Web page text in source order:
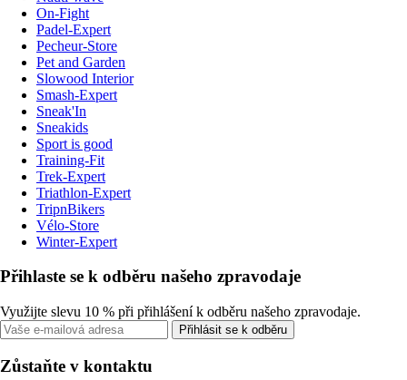
On-Fight
Padel-Expert
Pecheur-Store
Pet and Garden
Slowood Interior
Smash-Expert
Sneak'In
Sneakids
Sport is good
Training-Fit
Trek-Expert
Triathlon-Expert
TripnBikers
Vélo-Store
Winter-Expert
Přihlaste se k odběru našeho zpravodaje
Využijte slevu 10 % při přihlášení k odběru našeho zpravodaje.
Přihlásit se k odběru
Zůstaňte v kontaktu